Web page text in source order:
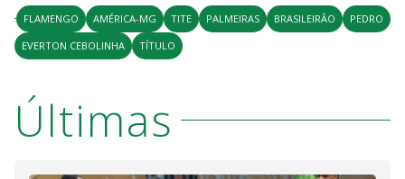
FLAMENGO AMÉRICA-MG TITE PALMEIRAS BRASILEIRÃO
PEDRO
EVERTON CEBOLINHA
TÍTULO
Últimas